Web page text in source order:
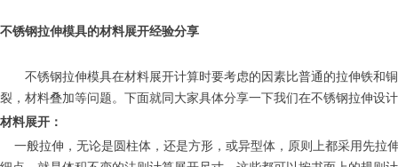
不锈钢拉伸模具的材料展开经验分享
不锈钢拉伸模具在材料展开计算时要考虑的因素比普通的拉伸铁和铜
裂，材料叠加等问题。下面就同大家具体分享一下我们在不锈钢拉伸设
材料展开：
一般拉伸，无论是圆柱体，还是方形，或异型体，原则上都采用先拉